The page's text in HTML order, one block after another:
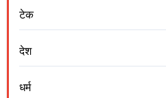
टेक
देश
धर्म